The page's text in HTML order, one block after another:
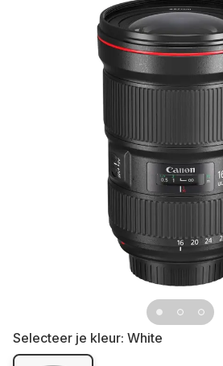
Selecteer je kleur: White